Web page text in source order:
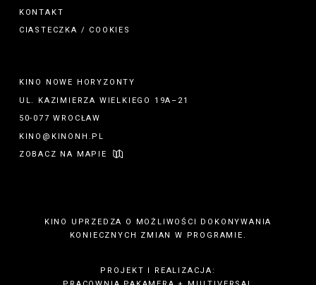
KONTAKT
CIASTECZKA / COOKIES
KINO NOWE HORYZONTY
UL. KAZIMIERZA WIELKIEGO 19A–21
50-077 WROCŁAW
KINO@KINONH.PL
ZOBACZ NA MAPIE
KINO UPRZEDZA O MOŻLIWOŚCI DOKONYWANIA
KONIECZNYCH ZMIAN W PROGRAMIE.
PROJEKT I REALIZACJA: